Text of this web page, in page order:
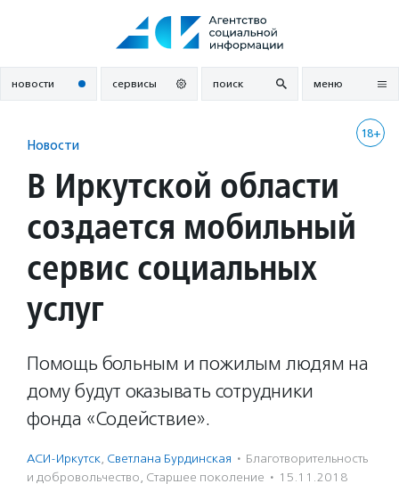
новости сервисы поиск меню
18+
Новости
В Иркутской области
создается мобильный
сервис социальных
услуг
Помощь больным и пожилым людям на
дому будут оказывать сотрудники
фонда «Содействие».
АСИ-Иркутск, Светлана Бурдинская · Благотвори­тель­ность
и доброволь­чест­во, Старшее поколение · 15.11.2018